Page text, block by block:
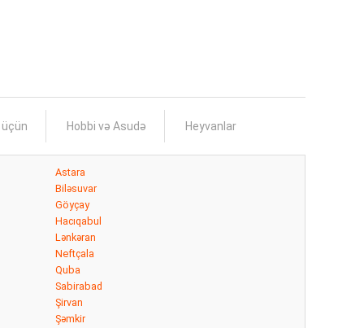
Hobbi və Asudə Heyvanlar
Astara
Biləsuvar
Göyçay
Hacıqabul
Lənkəran
Neftçala
Quba
Sabirabad
Şirvan
Şəmkir